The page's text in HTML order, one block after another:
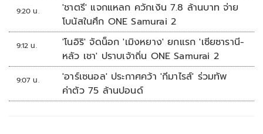
9:20 น.
'ชาตรี' แจกแหลก ควักเงิน 7.8 ล้านบาท จ่าย
โบนัสในศึก ONE Samurai 2
9:12 น.
'โนอิริ' จัดน็อก 'เมิงหยาง' ยกแรก 'เซียซารานี-
หลัว เชา' ปราบเจ้าถิ่น ONE Samurai 2
9:07 น.
'อาร์เซนอล' ประกาศคว้า 'กีมาไรส์' ร่วมทัพ
ค่าตัว 75 ล้านปอนด์